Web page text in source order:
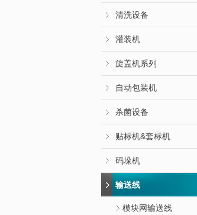
清洗设备
灌装机
旋盖机系列
自动包装机
杀菌设备
贴标机&套标机
码垛机
输送线
模块网输送线